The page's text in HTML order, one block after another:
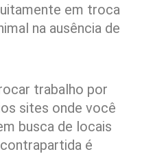
em troca
na ausência de
trabalho por
sites onde você
busca de locais
é